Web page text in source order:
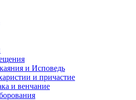
и Исповедь
и причастие
и венчание